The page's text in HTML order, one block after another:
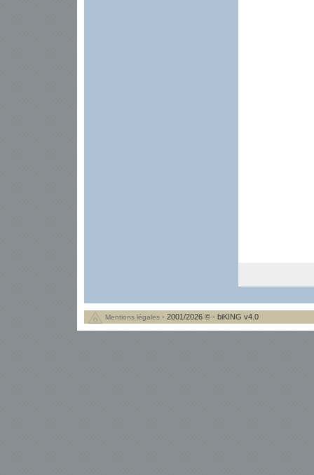
Mentions légales - 2001/2026 © - biKING v4.0